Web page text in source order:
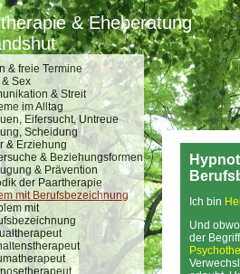
& Eheberatung
& freie Termine
Sex
& Streit
im Alltag
Eifersucht, Untreue
Scheidung
& Erziehung
& Beziehungsformen
& Prävention
der Paartherapie
mit Berufsbezeichnung
mit
Ich bin
Und
der